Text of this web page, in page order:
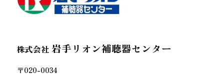
株式会社 岩手リオン補聴器センター
〒020-0034